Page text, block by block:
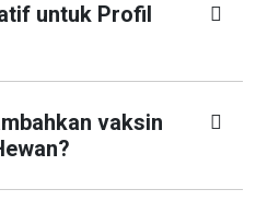
untuk Profil
vaksin